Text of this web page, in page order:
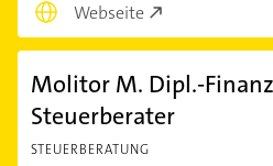
Webseite
Molitor M. Dipl.-
Steuerberater
STEUERBERATUNG